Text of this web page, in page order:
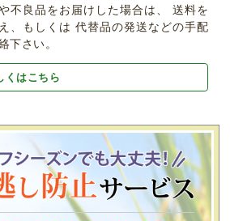
不良品をお届けした場合は、 送料を
、もしくは 代替品の発送などの手配
下さい。
くはこちら